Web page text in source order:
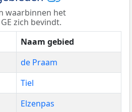
waarbinnen het
zich bevindt.
Naam gebied
de Praam
Tiel
Elzenpas